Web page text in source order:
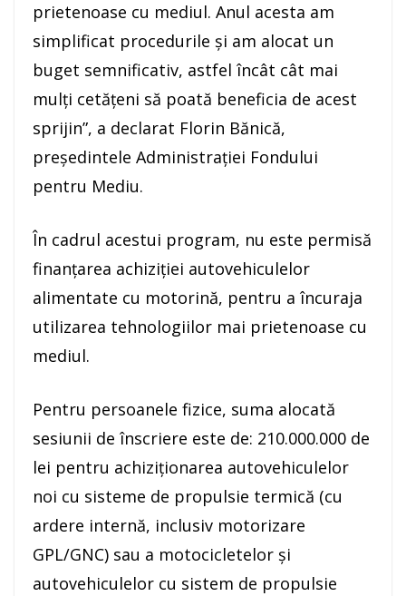
prietenoase cu mediul. Anul acesta am
simplificat procedurile şi am alocat un
buget semnificativ, astfel încât cât mai
mulţi cetăţeni să poată beneficia de acest
sprijin”, a declarat Florin Bănică,
preşedintele Administraţiei Fondului
pentru Mediu.
În cadrul acestui program, nu este permisă
finanţarea achiziţiei autovehiculelor
alimentate cu motorină, pentru a încuraja
utilizarea tehnologiilor mai prietenoase cu
mediul.
Pentru persoanele fizice, suma alocată
sesiunii de înscriere este de: 210.000.000 de
lei pentru achiziţionarea autovehiculelor
noi cu sisteme de propulsie termică (cu
ardere internă, inclusiv motorizare
GPL/GNC) sau a motocicletelor şi
autovehiculelor cu sistem de propulsie